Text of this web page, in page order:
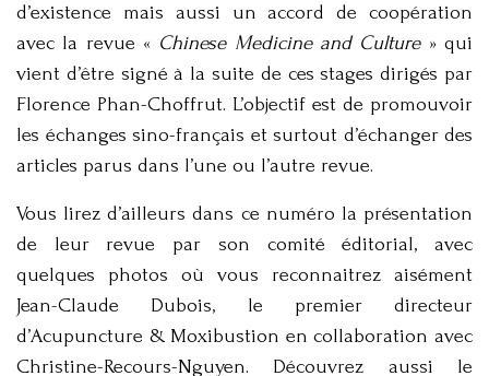
d’existence mais aussi un accord de coopération
avec la revue « Chinese Medicine and Culture» qui
vient d’être signé à la suite de ces stages dirigés par
Florence Phan-Choffrut. L’objectif est de promouvoir
les échanges sino-français et surtout d’échanger des
articles parus dans l’une ou l’autre revue.
Vous lirez d’ailleurs dans ce numéro la présentation
de leur revue par son comité éditorial, avec
quelques photos où vous reconnaitrez aisément
Jean-Claude Dubois, le premier directeur
d’Acupuncture & Moxibustion en collaboration avec
Christine-Recours-Nguyen. Découvrez aussi le